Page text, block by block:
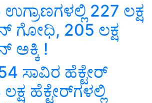
227 ಲಕ್ಷ
ಗೋಧಿ, 205 ಲಕ್ಷ
ಅಕ್ಕಿ !
ಸಾವಿರ ಹೆಕ್ಟೇರ್‌
ಹೆಕ್ಟೇರ್‌ಗಳಲ್ಲಿ